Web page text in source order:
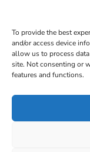
To provide the best
and/or access device
allow us to process
site. Not consenting or
features and functions.
Reportage TV
Construction
Chantier